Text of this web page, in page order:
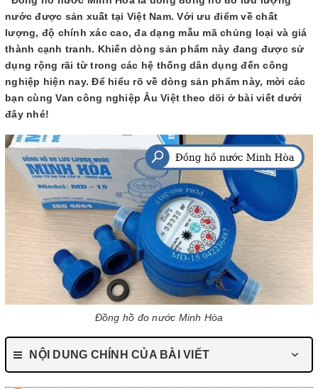
nước được sản xuất tại Việt Nam. Với ưu điểm về chất
lượng, độ chính xác cao, đa dạng mẫu mã chủng loại và giá
thành cạnh tranh. Khiến dòng sản phẩm này đang được sử
dụng rộng rãi từ trong các hệ thống dân dụng đến công
nghiệp hiện nay. Để hiểu rõ về dòng sản phẩm này, mời các
bạn cùng Van công nghiệp Âu Việt theo dõi ở bài viết dưới
đây nhé!
Đồng hồ đo nước Minh Hòa
NỘI DUNG CHÍNH CỦA BÀI VIẾT